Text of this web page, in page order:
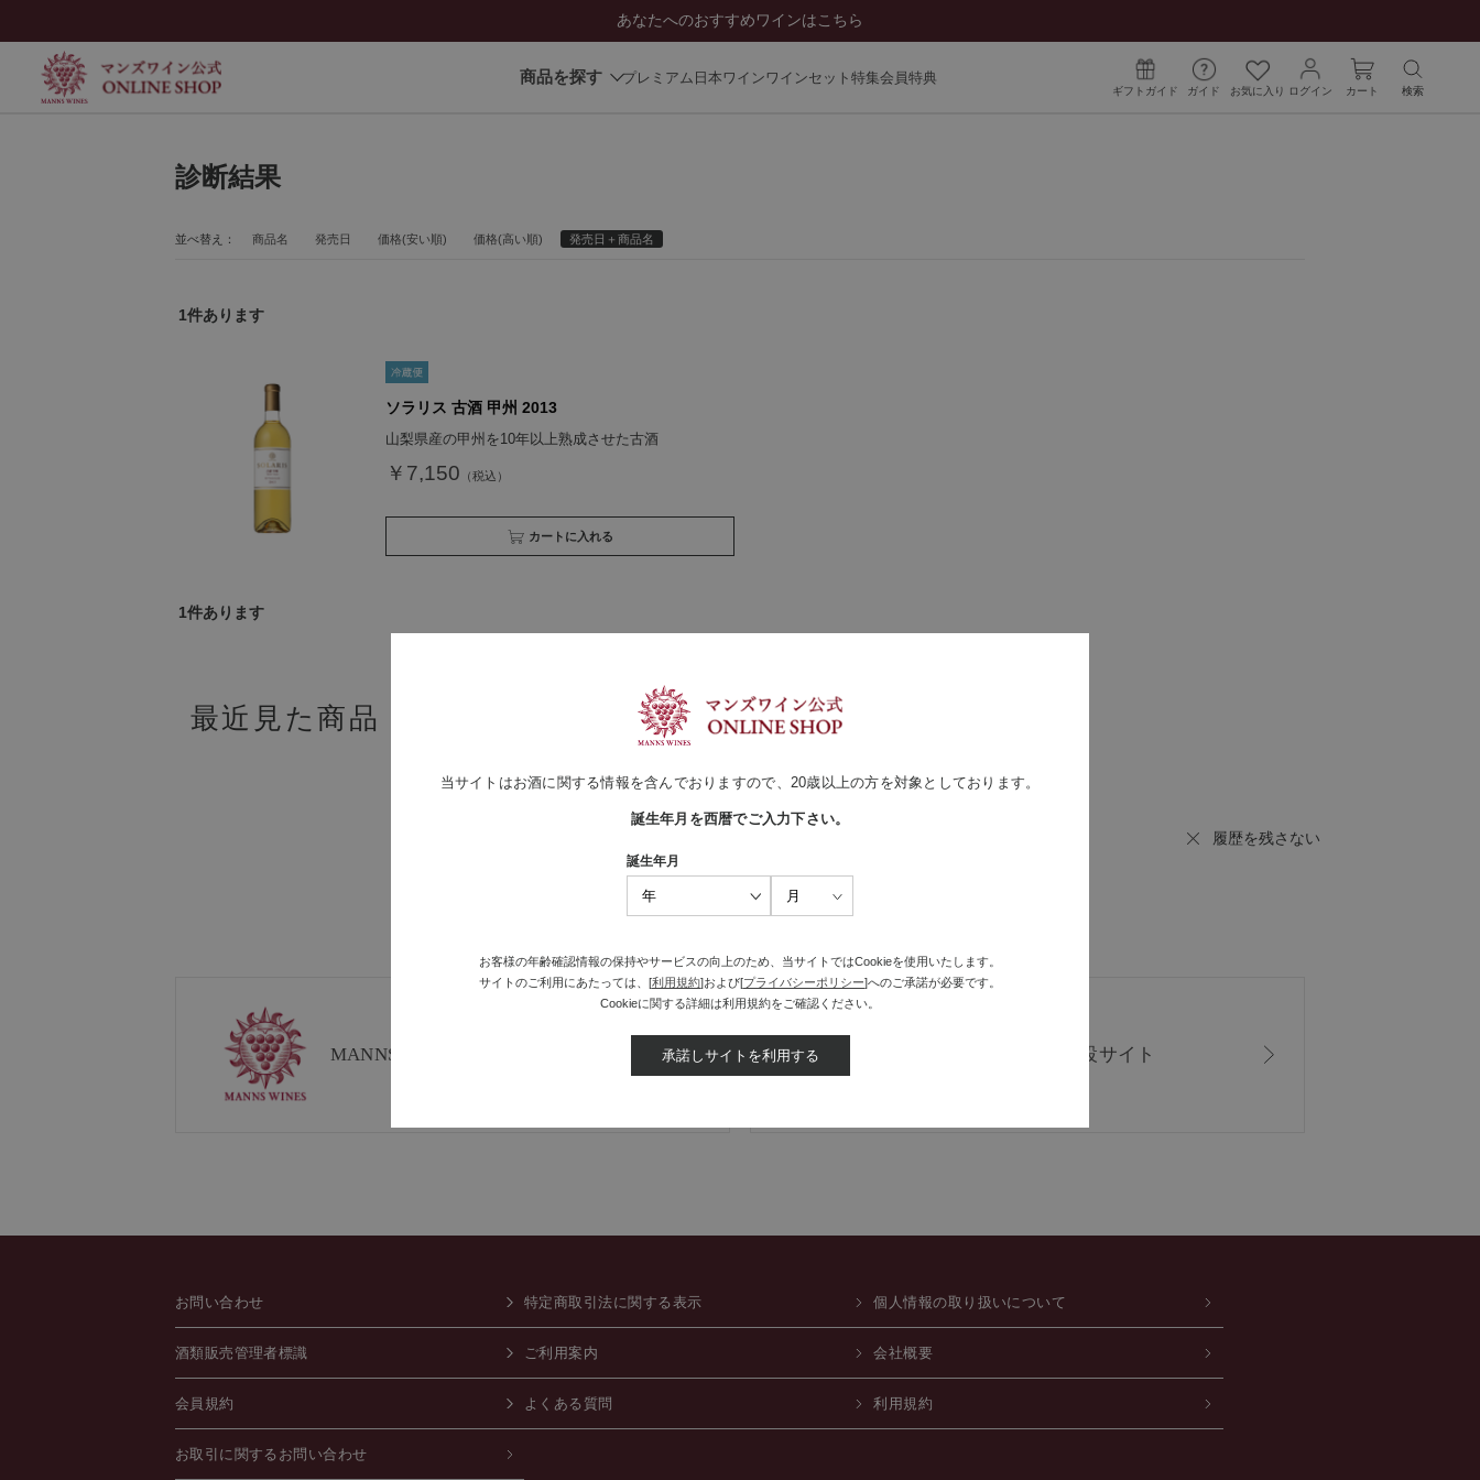
あなたへのおすすめワインはこちら
商品を探す プレミアム日本ワインワインセット 特集会員特典
ギフトガイド ガイド お気に入り ログイン カート 検索
診断結果
並べ替え： 商品名 発売日 価格(安い順) 価格(高い順) 発売日＋商品名
1件あります
ソラリス 古酒 甲州 2013
山梨県産の甲州を10年以上熟成させた古酒
￥7,150
買い物かごへ入れる
1件あります
最近見た商品
最近見た商品がありません。
履歴を残さない
MANNS WINE 特設サイト
お問い合わせ 特定商取引法に関する表示 個人情報の取り扱いについて
酒類販売管理者標識 ご利用案内 会社概要
会員規約 よくある質問 利用規約
お取引に関するお問い合わせ
当サイトはお酒に関する情報を含んでおりますので、20歳以上の方を対象としております。
誕生年月を西暦でご入力下さい。
誕生年月
お客様の年齢確認情報の保持やサービスの向上のため、当サイトではCookieを使用いたします。
サイトのご利用にあたっては、[利用規約]および[プライバシーポリシー]へのご承諾が必要です。
Cookieに関する詳細は利用規約をご確認ください。
承諾しサイトを利用する